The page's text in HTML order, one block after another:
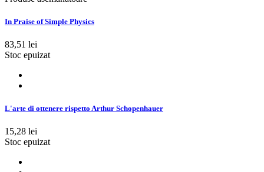
In Praise of Simple Physics
83,51 lei
Stoc epuizat
L'arte di ottenere rispetto Arthur Schopenhauer
15,28 lei
Stoc epuizat